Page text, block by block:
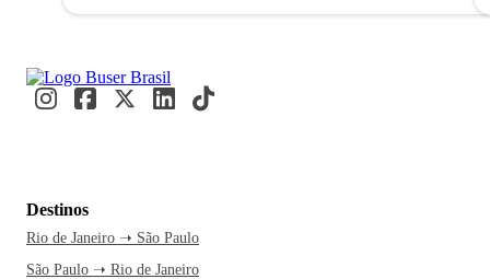
Destinos
Rio de Janeiro ➝ São Paulo
São Paulo ➝ Rio de Janeiro